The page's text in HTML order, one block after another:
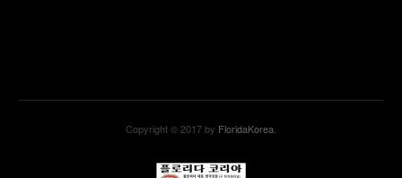
Copyright © 2017 by FloridaKorea